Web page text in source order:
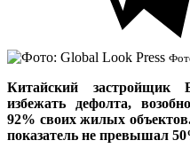
Китайский застройщик
избежать дефолта,
92% своих жилых
показатель не превышал